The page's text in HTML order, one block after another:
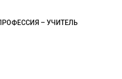
– УЧИТЕЛЬ